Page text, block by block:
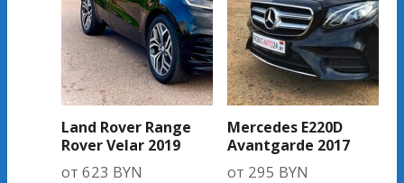
Land Rover Range
Rover Velar 2019
от 623 BYN
Mercedes E220D
Avantgarde 2017
от 295 BYN